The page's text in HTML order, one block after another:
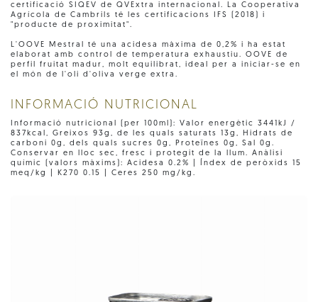
certificació SIQEV de QVExtra internacional. La Cooperativa
Agrícola de Cambrils té les certificacions IFS (2018) i
"producte de proximitat".
L'OOVE Mestral té una acidesa màxima de 0,2% i ha estat
elaborat amb control de temperatura exhaustiu. OOVE de
perfil fruitat madur, molt equilibrat, ideal per a iniciar-se en
el món de l'oli d'oliva verge extra.
INFORMACIÓ NUTRICIONAL
Informació nutricional (per 100ml): Valor energètic 3441kJ /
837kcal, Greixos 93g, de les quals saturats 13g, Hidrats de
carboni 0g, dels quals sucres 0g, Proteïnes 0g, Sal 0g.
Conservar en lloc sec, fresc i protegit de la llum. Anàlisi
químic (valors màxims): Acidesa 0.2% | Índex de peròxids 15
meq/kg | K270 0.15 | Ceres 250 mg/kg.